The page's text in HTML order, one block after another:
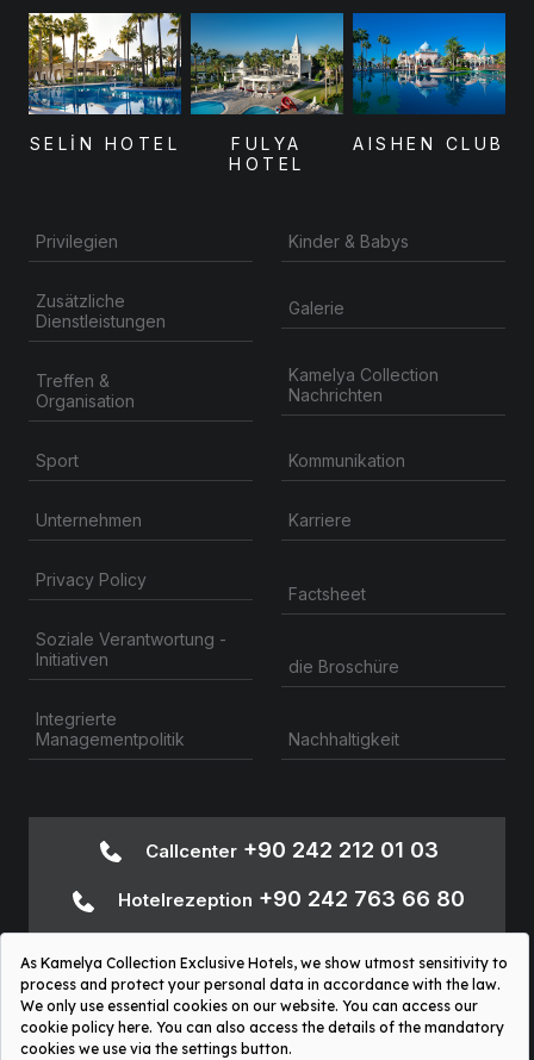
SELİN HOTEL
FULYA
HOTEL
AISHEN CLUB
Privilegien
Zusätzliche
Dienstleistungen
Treffen &
Organisation
Sport
Kinder & Babys
Galerie
Kamelya Collection
Nachrichten
Kommunikation
Unternehmen
Privacy Policy
Soziale Verantwortung -
Initiativen
Integrierte
Managementpolitik
Karriere
Factsheet
die Broschüre
Nachhaltigkeit
Callcenter+90 242 212 01 03
Hotelrezeption +90 242 763 66 80
763 66 80